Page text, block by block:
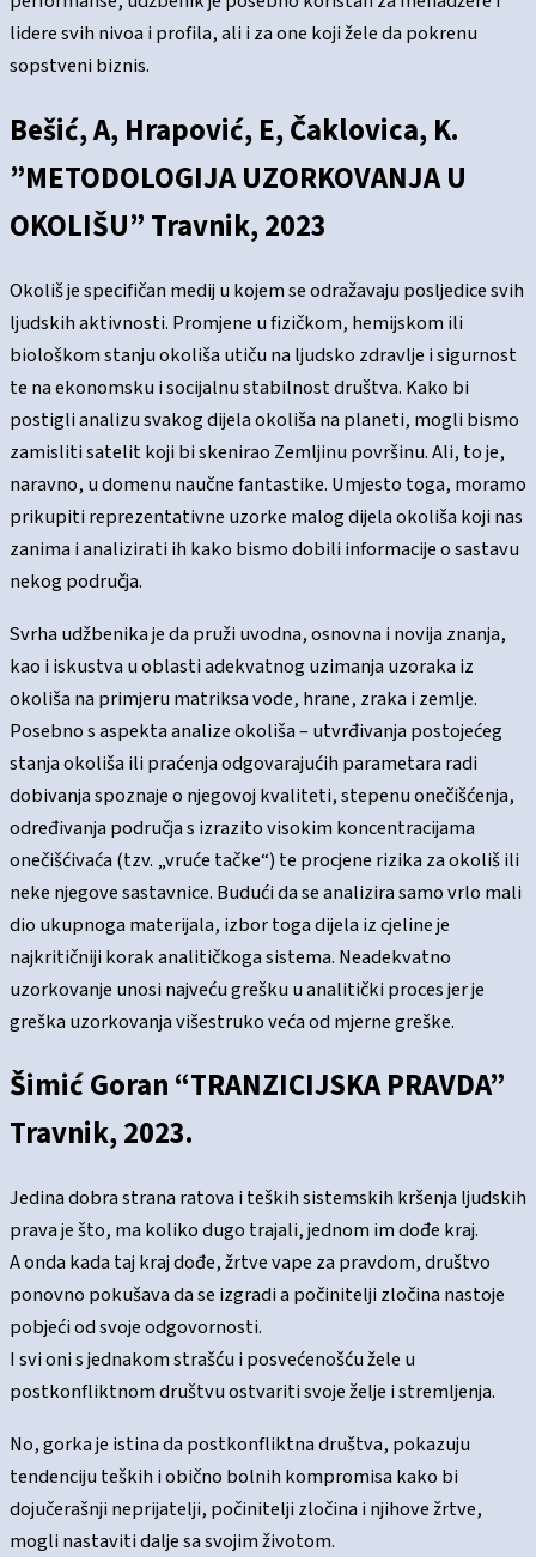
lidere svih nivoa i profila, ali i za one koji žele da pokrenu
sopstveni biznis.
Bešić, A, Hrapović, E, Čaklovica, K.
”METODOLOGIJA UZORKOVANJA U
OKOLIŠU” Travnik, 2023
Okoliš je specifičan medij u kojem se odražavaju posljedice svih
ljudskih aktivnosti. Promjene u fizičkom, hemijskom ili
biološkom stanju okoliša utiču na ljudsko zdravlje i sigurnost
te na ekonomsku i socijalnu stabilnost društva. Kako bi
postigli analizu svakog dijela okoliša na planeti, mogli bismo
zamisliti satelit koji bi skenirao Zemljinu površinu. Ali, to je,
naravno, u domenu naučne fantastike. Umjesto toga, moramo
prikupiti reprezentativne uzorke malog dijela okoliša koji nas
zanima i analizirati ih kako bismo dobili informacije o sastavu
nekog područja.
Svrha udžbenika je da pruži uvodna, osnovna i novija znanja,
kao i iskustva u oblasti adekvatnog uzimanja uzoraka iz
okoliša na primjeru matriksa vode, hrane, zraka i zemlje.
Posebno s aspekta analize okoliša – utvrđivanja postojećeg
stanja okoliša ili praćenja odgovarajućih parametara radi
dobivanja spoznaje o njegovoj kvaliteti, stepenu onečišćenja,
određivanja područja s izrazito visokim koncentracijama
onečišćivaća (tzv. „vruće tačke“) te procjene rizika za okoliš ili
neke njegove sastavnice. Budući da se analizira samo vrlo mali
dio ukupnoga materijala, izbor toga dijela iz cjeline je
najkritičniji korak analitičkoga sistema. Neadekvatno
uzorkovanje unosi najveću grešku u analitički proces jer je
greška uzorkovanja višestruko veća od mjerne greške.
Šimić Goran “TRANZICIJSKA PRAVDA”
Travnik, 2023.
Jedina dobra strana ratova i teških sistemskih kršenja ljudskih
prava je što, ma koliko dugo trajali, jednom im dođe kraj.
A onda kada taj kraj dođe, žrtve vape za pravdom, društvo
ponovno pokušava da se izgradi a počinitelji zločina nastoje
pobjeći od svoje odgovornosti.
I svi oni s jednakom strašću i posvećenošću žele u
postkonfliktnom društvu ostvariti svoje želje i stremljenja.
No, gorka je istina da postkonfliktna društva, pokazuju
tendenciju teških i obično bolnih kompromisa kako bi
dojučerašnji neprijatelji, počinitelji zločina i njihove žrtve,
mogli nastaviti dalje sa svojim životom.